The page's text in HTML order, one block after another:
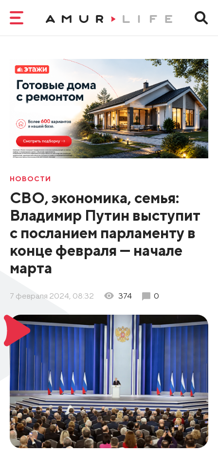
НОВОСТИ
СВО, экономика, семья:
Владимир Путин выступит
с посланием парламенту в
конце февраля — начале
марта
7 февраля 2024, 08:32 374 0